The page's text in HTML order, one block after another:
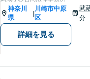
提案します。【近隣駐車場】
神奈川
県
|
川崎市中原
区
武
分
詳細を見る